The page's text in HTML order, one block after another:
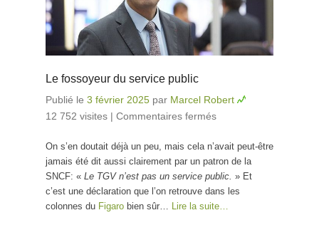
Le fossoyeur du service public
Publié le 3 février 2025 par Marcel Robert
12 752 visites | Commentaires fermés
service public
On s’en doutait déjà un peu, mais cela n’avait peut-être
jamais été dit aussi clairement par un patron de la
SNCF: « Le TGV n’est pas un service public. » Et
c’est une déclaration que l’on retrouve dans les
colonnes du Figaro bien sûr… Lire la suite…